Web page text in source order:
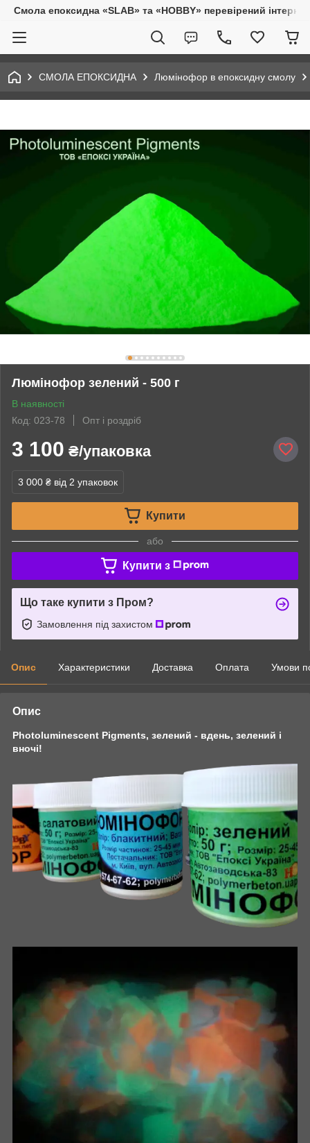
Смола епоксидна «SLAB» та «HOBBY» перевірений
СМОЛА ЕПОКСИДНА Люмінофор в епоксидну смолу
Люмінофор зелений - 500 г
В наявності
Код: 023-78
Опт і роздріб
3 100 ₴/упаковка
3 000 ₴ від 2 упаковок
Купити
або
Купити з
Що таке купити з Пром?
Замовлення під захистом
Опис Характеристики Доставка Оплата Умови
Опис
Photoluminescent Pigments, зелений - вдень, зелений і
вночі!